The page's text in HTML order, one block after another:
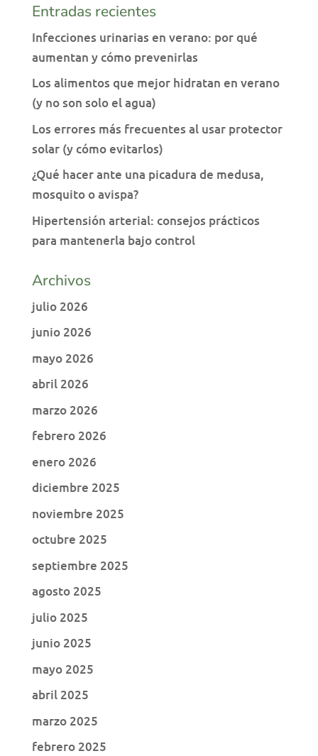
Entradas recientes
Infecciones urinarias en verano: por qué
aumentan y cómo prevenirlas
Los alimentos que mejor hidratan en verano
(y no son solo el agua)
Los errores más frecuentes al usar protector
solar (y cómo evitarlos)
¿Qué hacer ante una picadura de medusa,
mosquito o avispa?
Hipertensión arterial: consejos prácticos
para mantenerla bajo control
Archivos
julio 2026
junio 2026
mayo 2026
abril 2026
marzo 2026
febrero 2026
enero 2026
diciembre 2025
noviembre 2025
octubre 2025
septiembre 2025
agosto 2025
julio 2025
junio 2025
mayo 2025
abril 2025
marzo 2025
febrero 2025